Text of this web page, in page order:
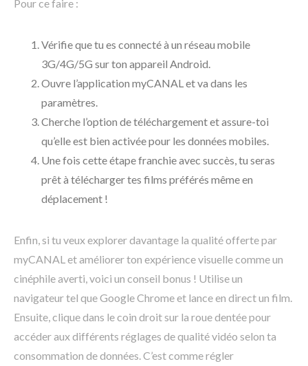
Pour ce faire :
Vérifie que tu es connecté à un réseau mobile
3G/4G/5G sur ton appareil Android.
Ouvre l’application myCANAL et va dans les
paramètres.
Cherche l’option de téléchargement et assure-toi
qu’elle est bien activée pour les données mobiles.
Une fois cette étape franchie avec succès, tu seras
prêt à télécharger tes films préférés même en
déplacement !
Enfin, si tu veux explorer davantage la qualité offerte par
myCANAL et améliorer ton expérience visuelle comme un
cinéphile averti, voici un conseil bonus ! Utilise un
navigateur tel que Google Chrome et lance en direct un film.
Ensuite, clique dans le coin droit sur la roue dentée pour
accéder aux différents réglages de qualité vidéo selon ta
consommation de données. C’est comme régler